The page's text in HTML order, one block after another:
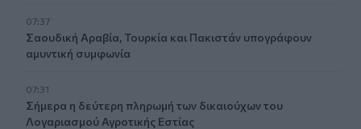
07:37
Σαουδική Αραβία, Τουρκία και Πακιστάν υπογράφουν
αμυντική συμφωνία
07:31
Σήμερα η δεύτερη πληρωμή των δικαιούχων του
Λογαριασμού Αγροτικής Εστίας